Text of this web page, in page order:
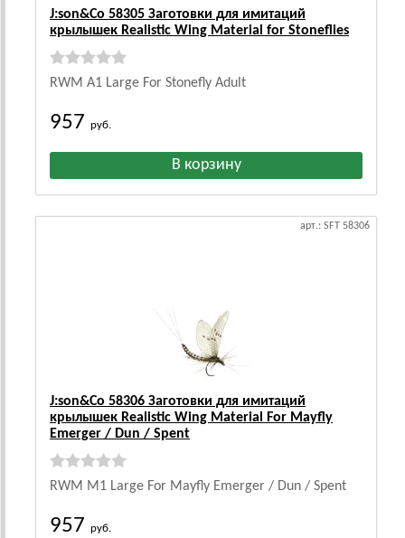
J:son&Co 58305 Заготовки для имитаций
крылышек Realistic Wing Material for Stoneflies
RWM A1 Large For Stonefly Adult
957 руб.
арт.: SFT 58306
J:son&Co 58306 Заготовки для имитаций
крылышек Realistic Wing Material For Mayfly
Emerger / Dun / Spent
RWM M1 Large For Mayfly Emerger / Dun / Spent
957 руб.